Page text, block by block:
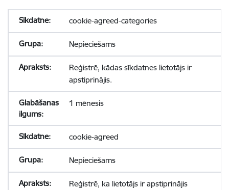
cookie-agreed-categories
Nepieciešams
Reģistrē, kādas sīkdatnes lietotājs ir
apstiprinājis.
1 mēnesis
cookie-agreed
Nepieciešams
Reģistrē, ka lietotājs ir apstiprinājis